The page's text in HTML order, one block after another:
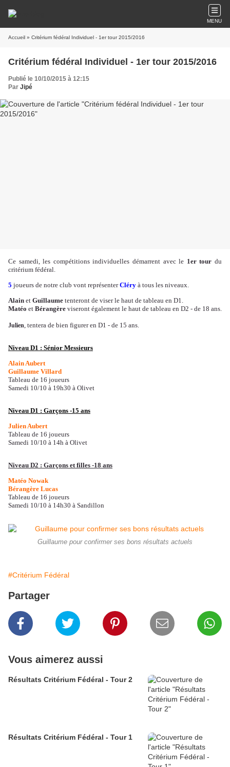
MENU
Accueil » Critérium fédéral Individuel - 1er tour 2015/2016
Critérium fédéral Individuel - 1er tour 2015/2016
Publié le 10/10/2015 à 12:15
Par Jipé
Ce samedi, les compétitions individuelles démarrent avec le 1er tour du
critérium fédéral.
5 joueurs de notre club vont représenterCléry à tous les niveaux.
Alain et Guillaume tenteront de viser le haut de tableau en D1.
Matéo et Bérangère viseront également le haut de tableau en D2 - de 18 ans.
Julien, tentera de bien figurer en D1 - de 15 ans.
Niveau D1 : Sénior Messieurs
Alain Aubert
Guillaume Villard
Tableau de 16 joueurs
Samedi 10/10 à 19h30 à Olivet
Niveau D1 : Garçons -15 ans
Julien Aubert
Tableau de 16 joueurs
Samedi 10/10 à 14h à Olivet
Niveau D2 : Garçons et filles -18 ans
Matéo Nowak
Bérangère Lucas
Tableau de 16 joueurs
Samedi 10/10 à 14h30 à Sandillon
Guillaume pour confirmer ses bons résultats actuels
#Critérium Fédéral
Partager
Vous aimerez aussi
Résultats Critérium Fédéral - Tour 2
Résultats Critérium Fédéral - Tour 1